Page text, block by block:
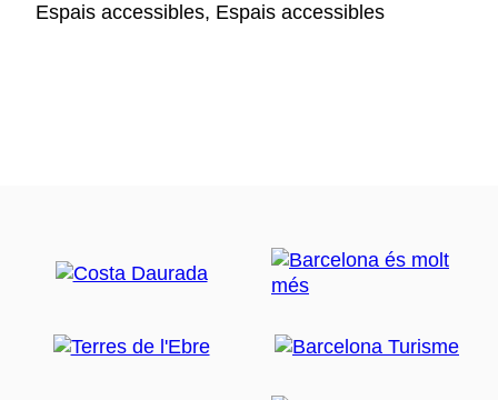
Espais accessibles, Espais accessibles